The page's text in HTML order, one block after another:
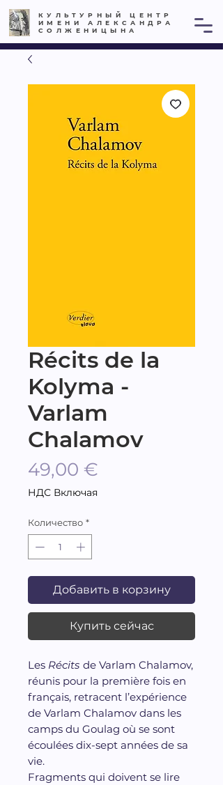
КУЛЬТУРНЫЙ ЦЕНТР
ИМЕНИ АЛЕКСАНДРА
СОЛЖЕНИЦЫНА
Récits de la
Kolyma -
Varlam
Chalamov
49,00 €
НДС Включая
Количество *
Добавить в корзину
Купить сейчас
Les Récits de Varlam Chalamov,
réunis pour la première fois en
français, retracent l’expérience
de Varlam Chalamov dans les
camps du Goulag où se sont
écoulées dix-sept années de sa
vie.
Fragments qui doivent se lire